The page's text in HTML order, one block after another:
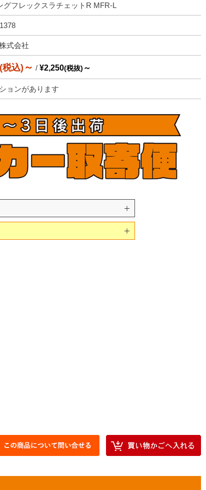
グフレックスラチェットR MFR-L
式会社
(税込) ～ / ¥2,250(税抜) ～
ョンがあります